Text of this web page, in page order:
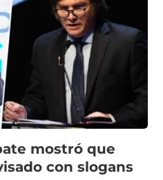
mostró que
con slogans